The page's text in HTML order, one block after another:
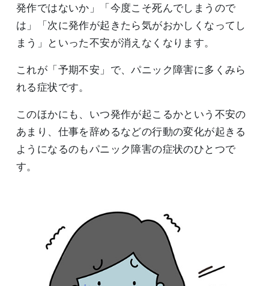
発作ではないか」「今度こそ死んでしまうので
は」「次に発作が起きたら気がおかしくなってし
まう」といった不安が消えなくなります。
これが「予期不安」で、パニック障害に多くみら
れる症状です。
このほかにも、いつ発作が起こるかという不安の
あまり、仕事を辞めるなどの行動の変化が起きる
ようになるのもパニック障害の症状のひとつで
す。